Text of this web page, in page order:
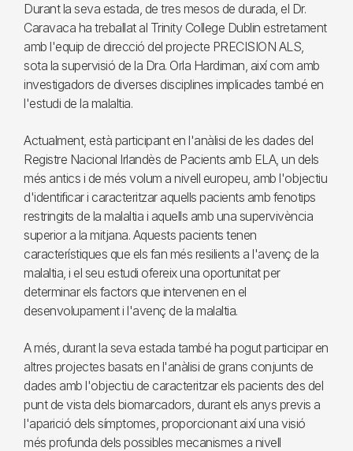
Durant la seva estada, de tres mesos de durada, el Dr.
Caravaca ha treballat al Trinity College Dublin estretament
amb l'equip de direcció del projecte PRECISION ALS,
sota la supervisió de la Dra. Orla Hardiman, així com amb
investigadors de diverses disciplines implicades també en
l'estudi de la malaltia.
Actualment, està participant en l'anàlisi de les dades del
Registre Nacional Irlandès de Pacients amb ELA, un dels
més antics i de més volum a nivell europeu, amb l'objectiu
d'identificar i caracteritzar aquells pacients amb fenotips
restringits de la malaltia i aquells amb una supervivència
superior a la mitjana. Aquests pacients tenen
característiques que els fan més resilients a l'avenç de la
malaltia, i el seu estudi ofereix una oportunitat per
determinar els factors que intervenen en el
desenvolupament i l'avenç de la malaltia.
A més, durant la seva estada també ha pogut participar en
altres projectes basats en l'anàlisi de grans conjunts de
dades amb l'objectiu de caracteritzar els pacients des del
punt de vista dels biomarcadors, durant els anys previs a
l'aparició dels símptomes, proporcionant així una visió
més profunda dels possibles mecanismes a nivell